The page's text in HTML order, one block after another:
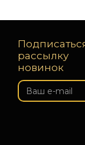
рассылку
новинок